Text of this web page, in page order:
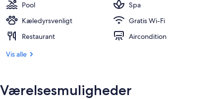
Pool
Spa
Kæledyrsvenligt
Gratis Wi-Fi
Restaurant
Aircondition
Vis alle
Værelsesmuligheder